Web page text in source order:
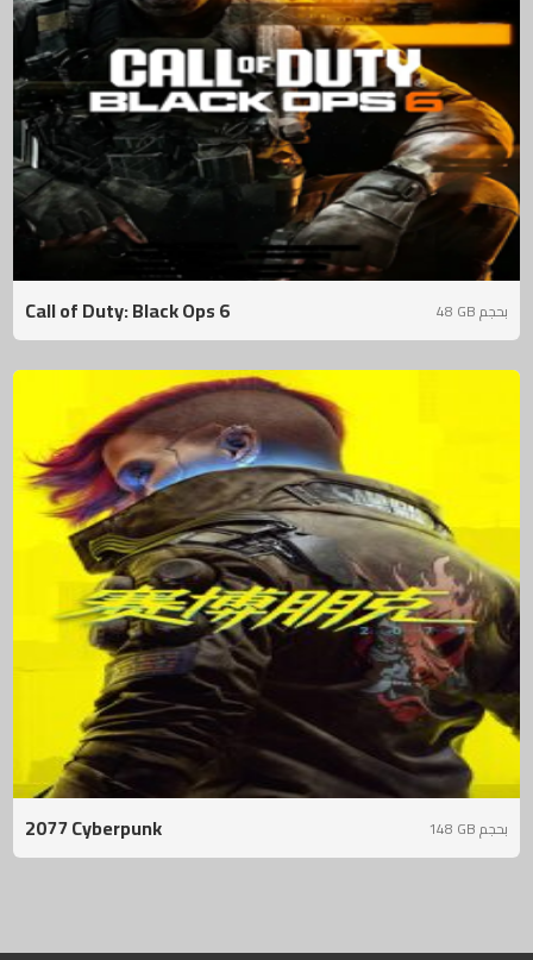
Call of Duty: Black Ops 6 48 GB بحجم
2077 Cyberpunk 148 GB بحجم